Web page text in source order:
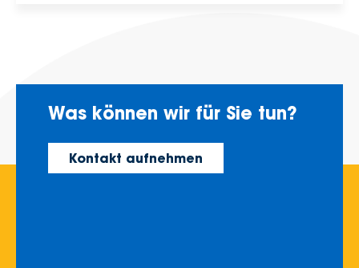
Was können wir für Sie tun?
Kontakt aufnehmen